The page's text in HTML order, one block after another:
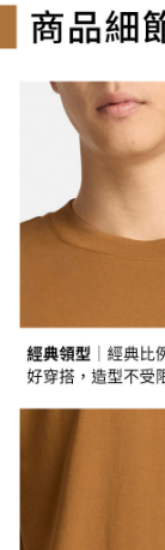
4.訂單成立30分鐘內
消。如遇「轉專審
【繳款方式說明】
1.分期款項不併入電
醒簡訊。
2.透過簡訊連結打開
帳／街口支付／
【注意事項】
1.本服務係由「台灣
用戶於交易時，得
資料（包含姓名、電
由本公司與您本人進
3.完整用戶服務條款
便利好安心！
１．簡單：不需註冊
３．安心：先確認
【「AFTEE先享後付
１．於結帳方式選
結帳頁面，進行簡
２．訂單成立數日內
３．收到繳費通知
ATM／網路銀行／
※ 請注意：結帳手
客戶支援中心」
【注意事項】
１．透過由恩沛科
易，需依本服務之
２．關於個人資料處
３．未成年的使用
運送方式
全家取貨付款
每筆NT$130，滿
付款後全家取貨
每筆NT$130，滿
萊爾富取貨付款
每筆NT$130，滿
每筆NT$130，滿
每筆NT$130，滿